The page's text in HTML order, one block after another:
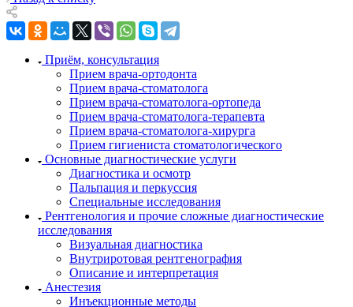
Приём, консультация
Прием врача-ортодонта
Прием врача-стоматолога
Прием врача-стоматолога-ортопеда
Прием врача-стоматолога-терапевта
Прием врача-стоматолога-хирурга
Прием гигиениста стоматологического
Основные диагностические услуги
Диагностика и осмотр
Пальпация и перкуссия
Специальные исследования
Рентгенология и прочие сложные диагностические
исследования
Визуальная диагностика
Внутриротовая рентгенография
Описание и интерпретация
Анестезия
Инъекционные методы